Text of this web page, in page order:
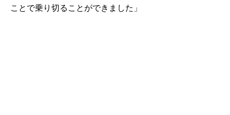
ことで乗り切ることができました」